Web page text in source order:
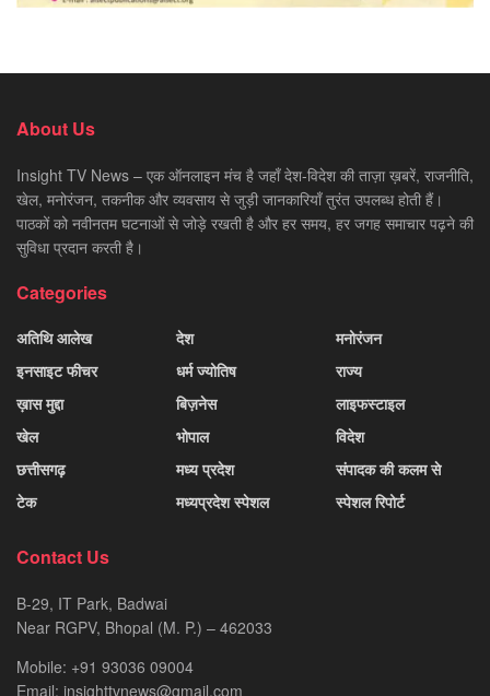
About Us
Insight TV News – एक ऑनलाइन मंच है जहाँ देश-विदेश की ताज़ा ख़बरें, राजनीति,
खेल, मनोरंजन, तकनीक और व्यवसाय से जुड़ी जानकारियाँ तुरंत उपलब्ध होती हैं।
पाठकों को नवीनतम घटनाओं से जोड़े रखती है और हर समय, हर जगह समाचार पढ़ने की
सुविधा प्रदान करती है।
Categories
अतिथि आलेख
इनसाइट फीचर
ख़ास मुद्दा
खेल
छत्तीसगढ़
टेक
देश
धर्म ज्योतिष
बिज़नेस
भोपाल
मध्य प्रदेश
मध्यप्रदेश स्पेशल
मनोरंजन
राज्य
लाइफस्टाइल
विदेश
संपादक की कलम से
स्पेशल रिपोर्ट
Contact Us
B-29, IT Park, Badwai
Near RGPV, Bhopal (M. P.) – 462033
Mobile: +91 93036 09004
Email: insighttvnews@gmail.com